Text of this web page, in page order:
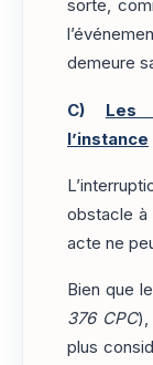
sorte,
demeure
C) Les
l’instance
obstacle à
acte ne
Bien que
376 CPC),
plus